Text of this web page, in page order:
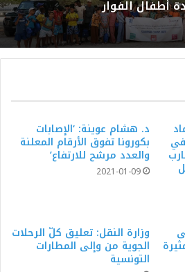
أطفال الفوار
د. هشام عوينة: ‘الإصابات
بكورونا تفوق الأرقام المعلنة
والعدد مرشح للارتفاع’
2021-01-09
وزارة النقل: تعليق كلّ الرحلات
الجوية من وإلى المطارات
التونسية